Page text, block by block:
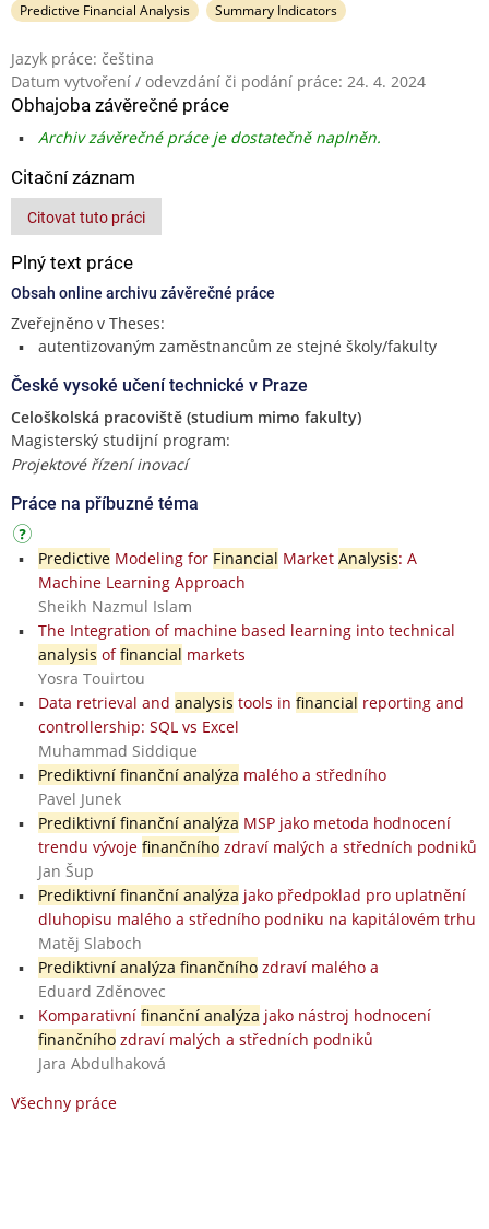
Predictive Financial Analysis
Summary Indicators
Jazyk práce: čeština
Datum vytvoření / odevzdání či podání práce: 24. 4. 2024
Obhajoba závěrečné práce
Archiv závěrečné práce je dostatečně naplněn.
Citační záznam
Citovat tuto práci
Plný text práce
Obsah online archivu závěrečné práce
Zveřejněno v Theses:
autentizovaným zaměstnancům ze stejné školy/fakulty
České vysoké učení technické v Praze
Celoškolská pracoviště (studium mimo fakulty)
Magisterský studijní program:
Projektové řízení inovací
Práce na příbuzné téma
PredictiveModeling for Financial Market Analysis: A
Machine Learning Approach
Sheikh Nazmul Islam
The Integration of machine based learning into technical
analysis offinancial markets
Yosra Touirtou
Data retrieval and analysis tools in financial reporting and
controllership: SQL vs Excel
Muhammad Siddique
Prediktivní finanční analýza malého a středního
Pavel Junek
Prediktivní finanční analýza MSP jako metoda hodnocení
trendu vývoje finančníhozdraví malých a středních podniků
Jan Šup
Prediktivní finanční analýza jako předpoklad pro uplatnění
dluhopisu malého a středního podniku na kapitálovém trhu
Matěj Slaboch
Prediktivní analýza finančníhozdraví malého a
Eduard Zděnovec
Komparativní finanční analýza jako nástroj hodnocení
finančníhozdraví malých a středních podniků
Jara Abdulhaková
Všechny práce